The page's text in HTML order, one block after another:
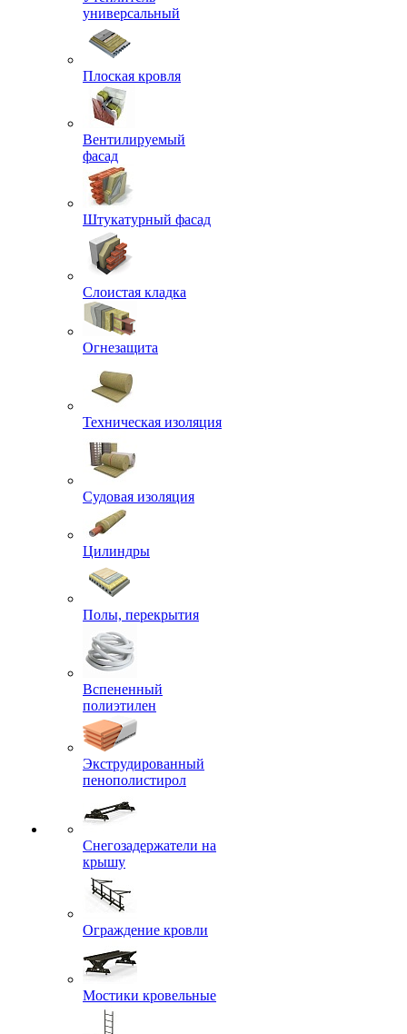
универсальный
Плоская кровля
Вентилируемый
фасад
Штукатурный фасад
Слоистая кладка
Огнезащита
Техническая изоляция
Судовая изоляция
Цилиндры
Полы, перекрытия
Вспененный
полиэтилен
Экструдированный
пенополистирол
Снегозадержатели на
крышу
Ограждение кровли
Мостики кровельные